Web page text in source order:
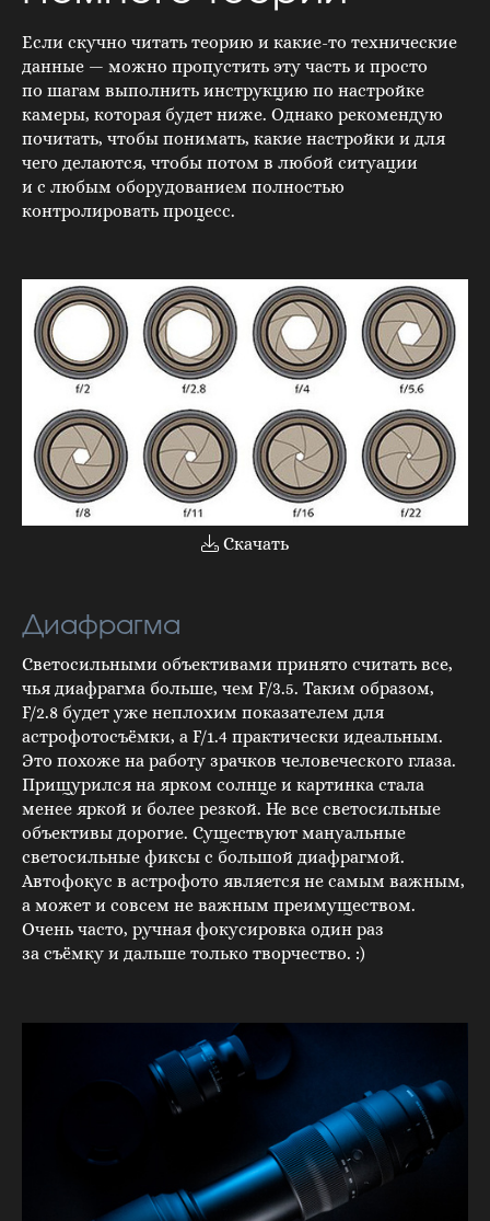
Если скучно читать теорию и какие-то технические
данные — можно пропустить эту часть и просто
по шагам выполнить инструкцию по настройке
камеры, которая будет ниже. Однако рекомендую
почитать, чтобы понимать, какие настройки и для
чего делаются, чтобы потом в любой ситуации
и с любым оборудованием полностью
контролировать процесс.
Диафрагма
Светосильными объективами принято считать все,
чья диафрагма больше, чем F/3.5. Таким образом,
F/2.8 будет уже неплохим показателем для
астрофотосъёмки, а F/1.4 практически идеальным.
Это похоже на работу зрачков человеческого глаза.
Прищурился на ярком солнце и картинка стала
менее яркой и более резкой. Не все светосильные
объективы дорогие. Существуют мануальные
светосильные фиксы с большой диафрагмой.
Автофокус в астрофото является не самым важным,
а может и совсем не важным преимуществом.
Очень часто, ручная фокусировка один раз
за съёмку и дальше только творчество. :)
Скачать